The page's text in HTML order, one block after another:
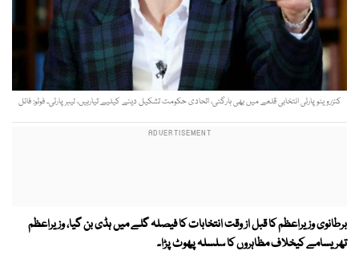
کنزرویٹوپارٹی انتخابی قلعے میں بھی ہارگئی، اتحادی حکومت تشکیل دینے کیلیے تیارہیں، لیبرپارٹی۔ فوٹو: فائل
برطانوی وزیراعظم کا قبل از وقت انتخابات کا فیصلہ گلے میں ہڈی بن گیا، وزیراعظم
تھریسامے کیخلاف مظاہروں کا سلسلہ پھوٹ پڑا۔